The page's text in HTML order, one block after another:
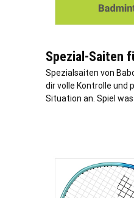
Spezial-Saiten
Spezialsaiten von
dir volle Kontrolle und
Situation an. Spiel